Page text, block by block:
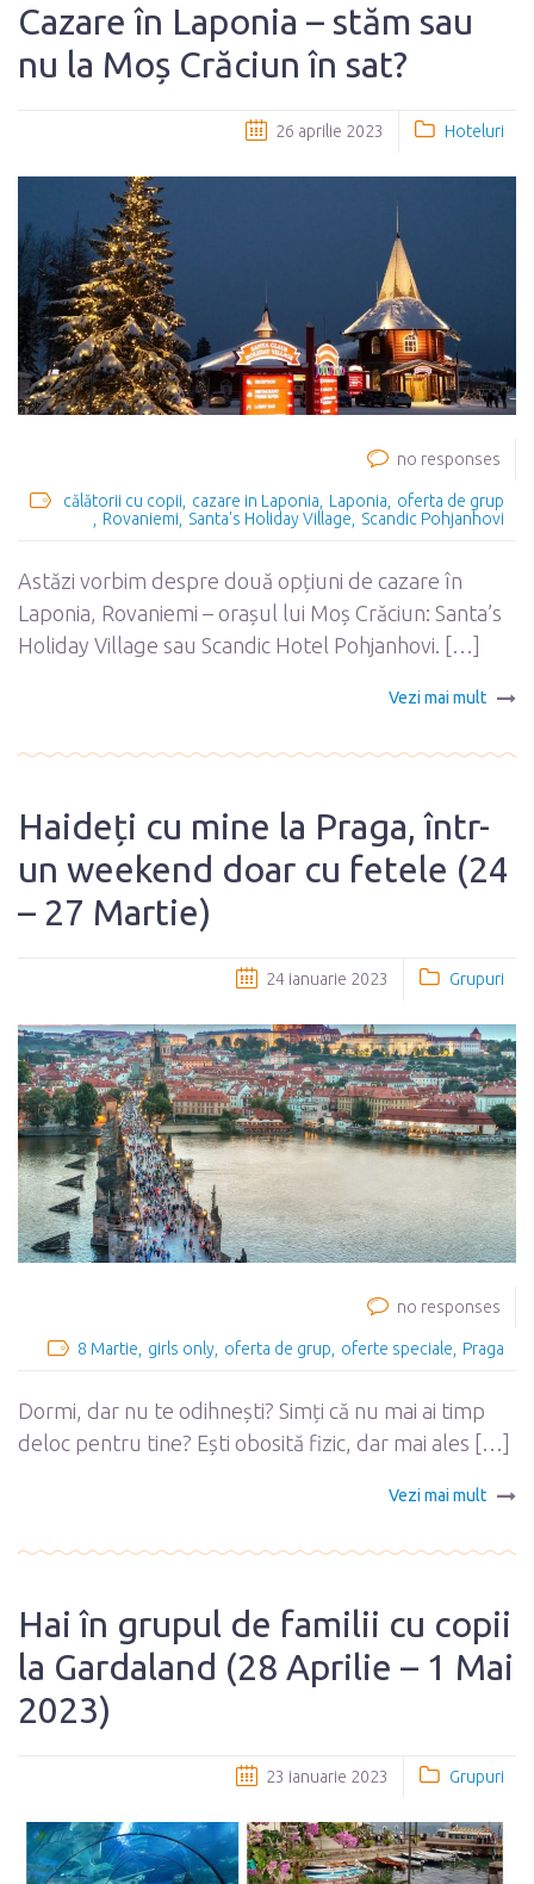
Cazare în Laponia – stăm sau
nu la Moș Crăciun în sat?
26 aprilie 2023 Hoteluri
no responses
călătorii cu copii cazare in Laponia Laponia
oferta de grup
Rovaniemi
Santa's Holiday Village Scandic Pohjanhovi
Astăzi vorbim despre două opțiuni de cazare în
Laponia, Rovaniemi – orașul lui Moș Crăciun: Santa’s
Holiday Village sau Scandic Hotel Pohjanhovi. […]
Vezi mai mult
Haideți cu mine la Praga, într-
un weekend doar cu fetele (24
– 27 Martie)
24 ianuarie 2023 Grupuri
no responses
8 Martie girls only oferta de grup oferte speciale Praga
Dormi, dar nu te odihnești? Simți că nu mai ai timp
deloc pentru tine? Ești obosită fizic, dar mai ales […]
Vezi mai mult
Hai în grupul de familii cu copii
la Gardaland (28 Aprilie – 1 Mai
2023)
23 ianuarie 2023 Grupuri